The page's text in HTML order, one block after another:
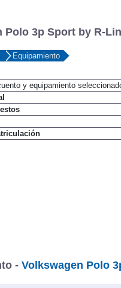
Polo 3p Sport by R-
y equipamiento seleccionado)
- Volkswagen Polo